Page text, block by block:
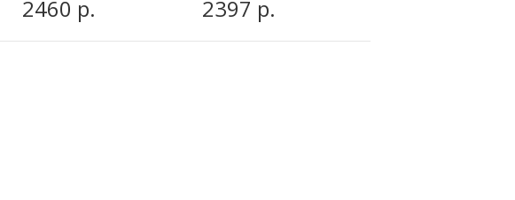
2460 р. 2397 р.